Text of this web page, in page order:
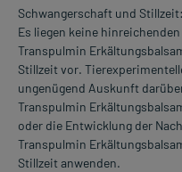
Schwangerschaft und Stillzeit:
Es liegen keine
Transpulmin
Stillzeit vor.
ungenügend Auskunft
Transpulmin
oder die Entwicklung der
Transpulmin
Stillzeit anwenden.